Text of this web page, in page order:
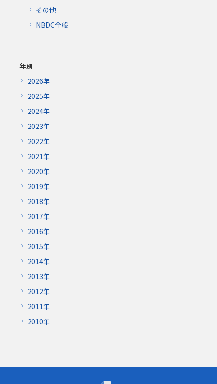
その他
NBDC全般
年別
2026年
2025年
2024年
2023年
2022年
2021年
2020年
2019年
2018年
2017年
2016年
2015年
2014年
2013年
2012年
2011年
2010年